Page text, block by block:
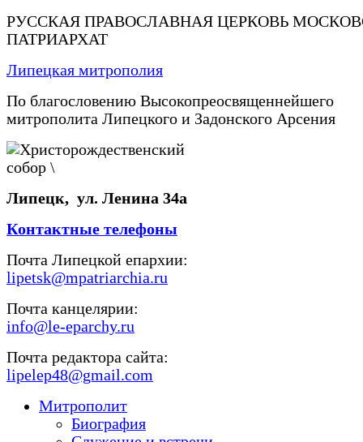
РУССКАЯ ПРАВОСЛАВНАЯ ЦЕРКОВЬ
ПАТРИАРХАТ
Липецкая митрополия
По благословению Высокопреосвященнейшего
митрополита Липецкого и Задонского Арсения
Липецк, ул. Ленина 34а
Контактные телефоны
Почта Липецкой епархии:
lipetsk@mpatriarchia.ru
Почта канцелярии:
info@le-eparchy.ru
Почта редактора сайта:
lipelep48@gmail.com
Митрополит
Биография